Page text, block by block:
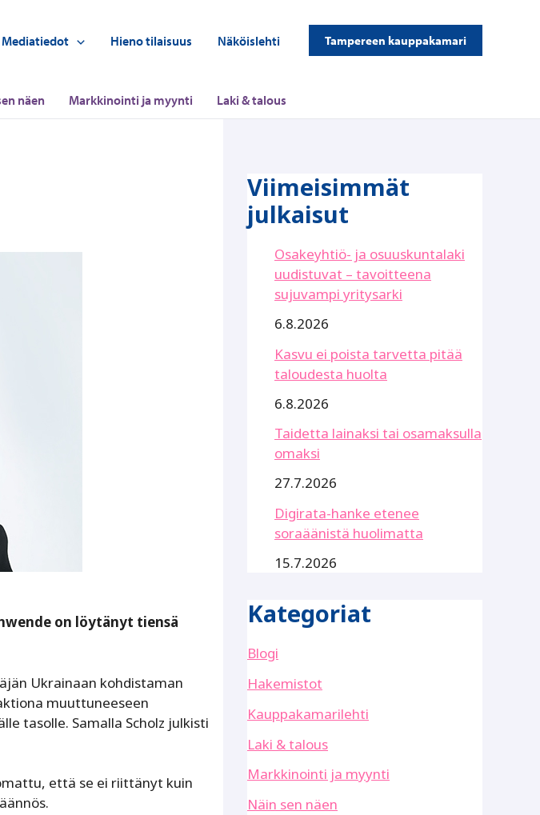
Mediatiedot Hieno tilaisuus Näköislehti Tampereen kauppakamari
näen Markkinointi ja myynti Laki & talous
on löytänyt tiensä
Ukrainaan kohdistaman
muuttuneeseen
tasolle. Samalla Scholz julkisti
että se ei riittänyt kuin
Viimeisimmät
julkaisut
Osakeyhtiö- ja osuuskuntalaki
uudistuvat – tavoitteena
sujuvampi yritysarki
6.8.2026
Kasvu ei poista tarvetta pitää
taloudesta huolta
6.8.2026
Taidetta lainaksi tai osamaksulla
omaksi
27.7.2026
Digirata-hanke etenee
soraäänistä huolimatta
15.7.2026
Kategoriat
Blogi
Hakemistot
Kauppakamarilehti
Laki & talous
Markkinointi ja myynti
Näin sen näen